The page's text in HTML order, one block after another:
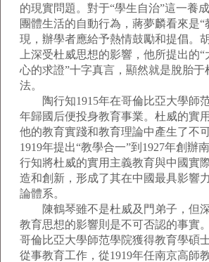
的現實問題。對于“學生自治”這一養
團體生活的自動行為，蔣夢麟看來是“
現，辦學者應給予熱情鼓勵和提倡。
上深受杜威思想的影響，他所提出的
心的求證”十字真言，顯然就是脫胎于
法。
陶行知1915年在哥倫比亞大學師范
年歸國后便投身教育事業。杜威的實
他的教育實踐和教育理論中產生了不
1919年提出“教學合一”到1927年創辦
行知將杜威的實用主義教育與中國實
造和創新，形成了其在中國最具影響
論體系。
陳鶴琴雖不是杜威及門弟子，但
教育思想的影響則是不可否認的事實
哥倫比亞大學師范學院獲得教育學碩
從事教育工作，從1919年任南京高師